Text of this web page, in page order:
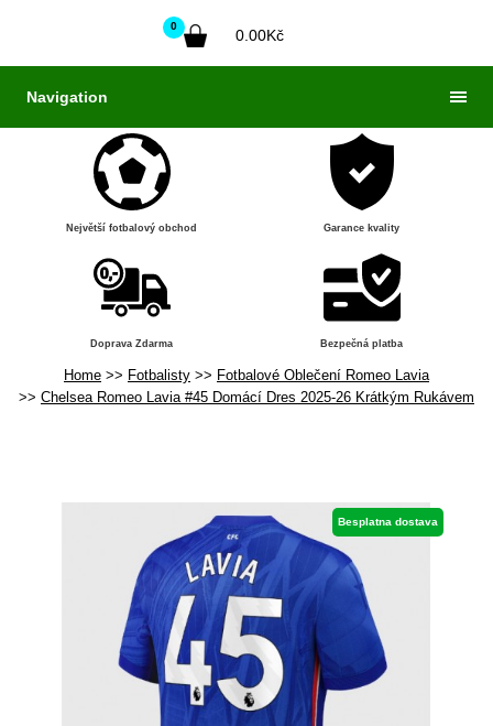
0
0.00Kč
Navigation
Největší fotbalový obchod Garance kvality
Doprava Zdarma Bezpečná platba
Home Fotbalisty
Fotbalové Oblečení Romeo Lavia
Chelsea Romeo Lavia #45 Domácí Dres 2025-26 Krátkým Rukávem
Besplatna dostava